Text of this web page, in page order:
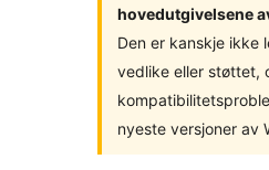
hovedutgivelsene
Den er kanskje ikke
vedlike eller støttet,
nyeste versjoner av